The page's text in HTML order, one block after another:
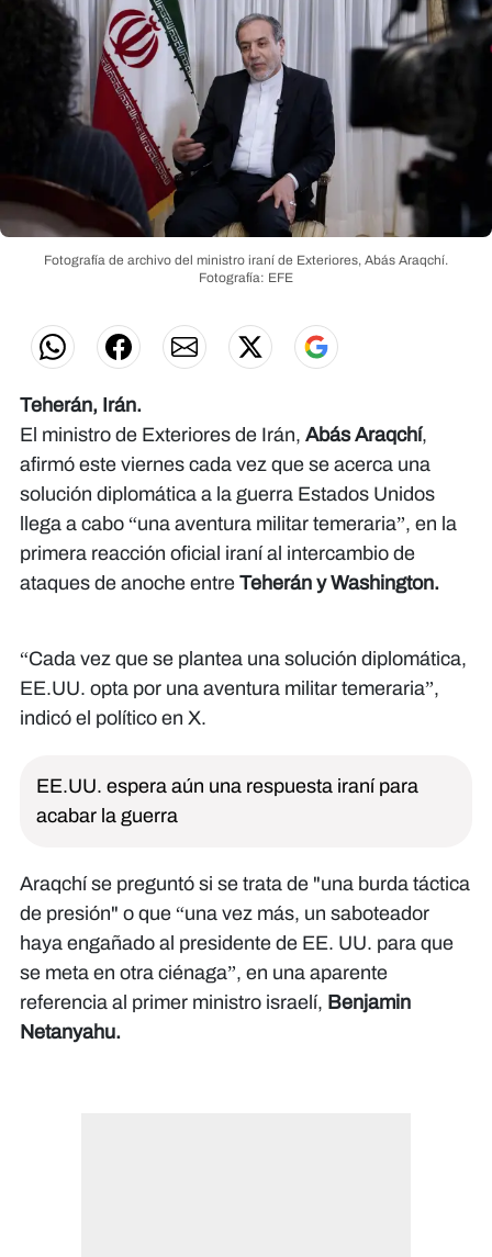
Fotografía de archivo del ministro iraní de Exteriores, Abás Araqchí.
Fotografía: EFE
Teherán, Irán.
El ministro de Exteriores de Irán, Abás Araqchí,
afirmó este viernes cada vez que se acerca una
solución diplomática a la guerra Estados Unidos
llega a cabo “una aventura militar temeraria”, en la
primera reacción oficial iraní al intercambio de
ataques de anoche entre Teherán y Washington.
“Cada vez que se plantea una solución diplomática,
EE.UU. opta por una aventura militar temeraria”,
indicó el político en X.
EE.UU. espera aún una respuesta iraní para
acabar la guerra
Araqchí se preguntó si se trata de "una burda táctica
de presión" o que “una vez más, un saboteador
haya engañado al presidente de EE. UU. para que
se meta en otra ciénaga”, en una aparente
referencia al primer ministro israelí, Benjamin
Netanyahu.